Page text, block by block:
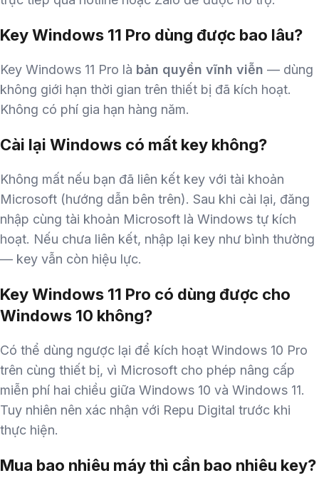
Key Windows 11 Pro dùng được bao lâu?
Key Windows 11 Pro là bản quyền vĩnh viễn — dùng
không giới hạn thời gian trên thiết bị đã kích hoạt.
Không có phí gia hạn hàng năm.
Cài lại Windows có mất key không?
Không mất nếu bạn đã liên kết key với tài khoản
Microsoft (hướng dẫn bên trên). Sau khi cài lại, đăng
nhập cùng tài khoản Microsoft là Windows tự kích
hoạt. Nếu chưa liên kết, nhập lại key như bình thường
— key vẫn còn hiệu lực.
Key Windows 11 Pro có dùng được cho
Windows 10 không?
Có thể dùng ngược lại để kích hoạt Windows 10 Pro
trên cùng thiết bị, vì Microsoft cho phép nâng cấp
miễn phí hai chiều giữa Windows 10 và Windows 11.
Tuy nhiên nên xác nhận với Repu Digital trước khi
thực hiện.
Mua bao nhiêu máy thì cần bao nhiêu key?